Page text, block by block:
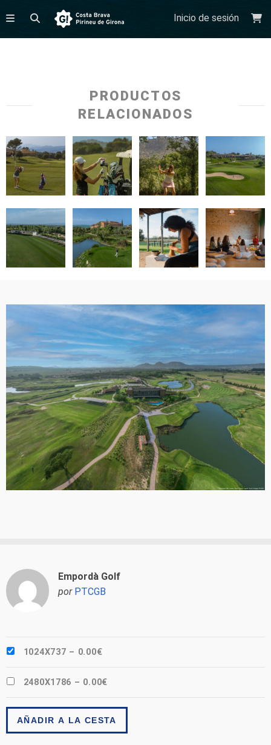
Inicio de sesión
PRODUCTOS
RELACIONADOS
Empordà Golf
por PTCGB
1024X737 – 0.00€
2480X1786 – 0.00€
AÑADIR A LA CESTA